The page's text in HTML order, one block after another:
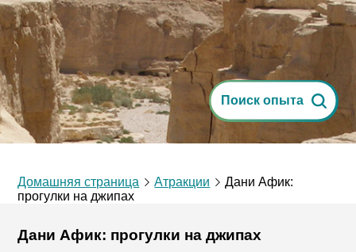
Поиск опыта
Домашняя страница Атракции
Дани Афик:
прогулки на джипах
Дани Афик: прогулки на джипах